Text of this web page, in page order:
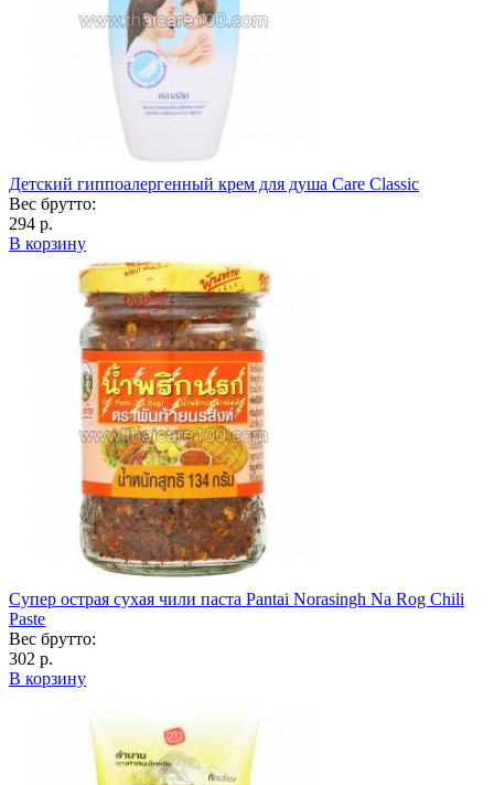
Детский гиппоалергенный крем для душа Care Classic
Вес брутто:
294 р.
В корзину
Супер острая сухая чили паста Pantai Norasingh Na Rog Chili
Paste
Вес брутто:
302 р.
В корзину